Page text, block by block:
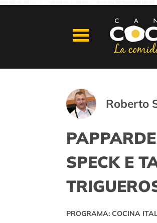
Roberto
SPECK E
PROGRAMA: COCINA